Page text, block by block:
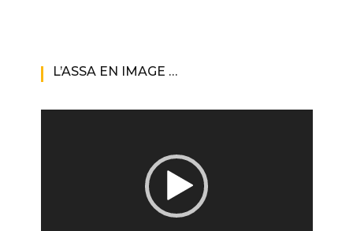
L’ASSA EN IMAGE …